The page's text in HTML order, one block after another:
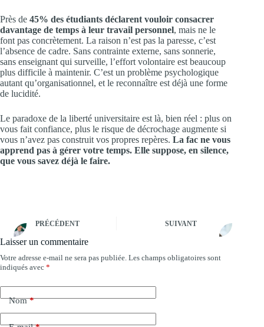
Près de 45% des étudiants déclarent vouloir consacrer
davantage de temps à leur travail personnel, mais ne le
font pas concrètement. La raison n’est pas la paresse, c’est
l’absence de cadre. Sans contrainte externe, sans sonnerie,
sans enseignant qui surveille, l’effort volontaire est beaucoup
plus difficile à maintenir. C’est un problème psychologique
autant qu’organisationnel, et le reconnaître est déjà une forme
de lucidité.
Le paradoxe de la liberté universitaire est là, bien réel : plus on
vous fait confiance, plus le risque de décrochage augmente si
vous n’avez pas construit vos propres repères. La fac ne vous
apprend pas à gérer votre temps. Elle suppose, en silence,
que vous savez déjà le faire.
PRÉCÉDENT SUIVANT
Laisser un commentaire
Votre adresse e-mail ne sera pas publiée. Les champs obligatoires sont
indiqués avec *
Nom*
A
l
r
n